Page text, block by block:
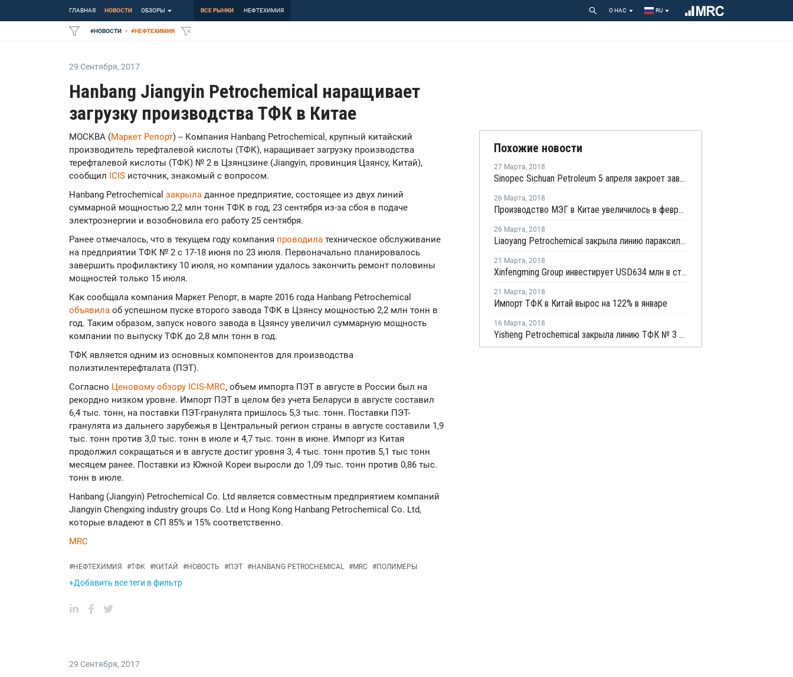
ГЛАВНАЯ НОВОСТИ ОБЗОРЫ ВСЕ РЫНКИ НЕФТЕХИМИЯ О НАС RU
#НОВОСТИ #НЕФТЕХИМИЯ
29 Сентября, 2017
Hanbang Jiangyin Petrochemical наращивает
загрузку производства ТФК в Китае
МОСКВА (Маркет Репорт) -- Компания Hanbang Petrochemical, крупный китайский
производитель терефталевой кислоты (ТФК), наращивает загрузку производства
терефталевой кислоты (ТФК) № 2 в Цзянцзине (Jiangyin, провинция Цзянсу, Китай),
сообщил ICIS источник, знакомый с вопросом.
Hanbang Petrochemical закрыла данное предприятие, состоящее из двух линий
суммарной мощностью 2,2 млн тонн ТФК в год, 23 сентября из-за сбоя в подаче
электроэнергии и возобновила его работу 25 сентября.
Ранее отмечалось, что в текущем году компания проводила техническое обслуживание
на предприятии ТФК № 2 с 17-18 июня по 23 июля. Первоначально планировалось
завершить профилактику 10 июля, но компании удалось закончить ремонт половины
мощностей только 15 июля.
Как сообщала компания Маркет Репорт, в марте 2016 года Hanbang Petrochemical
объявила об успешном пуске второго завода ТФК в Цзянсу мощностью 2,2 млн тонн в
год. Таким образом, запуск нового завода в Цзянсу увеличил суммарную мощность
компании по выпуску ТФК до 2,8 млн тонн в год.
ТФК является одним из основных компонентов для производства
полиэтилентерефталата (ПЭТ).
Согласно Ценовому обзору ICIS-MRC, объем импорта ПЭТ в августе в России был на
рекордно низком уровне. Импорт ПЭТ в целом без учета Беларуси в августе составил
6,4 тыс. тонн, на поставки ПЭТ-гранулята пришлось 5,3 тыс. тонн. Поставки ПЭТ-
гранулята из дальнего зарубежья в Центральный регион страны в августе составили 1,9
тыс. тонн против 3,0 тыс. тонн в июле и 4,7 тыс. тонн в июне. Импорт из Китая
продолжил сокращаться и в августе достиг уровня 3, 4 тыс. тонн против 5,1 тыс тонн
месяцем ранее. Поставки из Южной Кореи выросли до 1,09 тыс. тонн против 0,86 тыс.
тонн в июле.
Hanbang (Jiangyin) Petrochemical Co. Ltd является совместным предприятием компаний
Jiangyin Chengxing industry groups Co. Ltd и Hong Kong Hanbang Petrochemical Co. Ltd,
которые владеют в СП 85% и 15% соответственно.
MRC
#НЕФТЕХИМИЯ #ТФК #КИТАЙ #НОВОСТЬ #ПЭТ #HANBANG PETROCHEMICAL #MRC #ПОЛИМЕРЫ
+Добавить все теги в фильтр
Похожие новости
27 Марта, 2018
Sinopec Sichuan Petroleum 5 апреля закроет завод ароматики в Китае на плановый ремонт
26 Марта, 2018
Производство МЭГ в Китае увеличилось в феврале на 12%
26 Марта, 2018
Liaoyang Petrochemical закрыла линию параксилола в Китае на профилактику
21 Марта, 2018
Xinfengming Group инвестирует USD634 млн в строительство производства ТФК в Китае
21 Марта, 2018
Импорт ТФК в Китай вырос на 122% в январе
16 Марта, 2018
Yisheng Petrochemical закрыла линию ТФК № 3 в Нинбо на плановый ремонт
29 Сентября, 2017